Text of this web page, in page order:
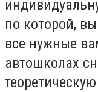
по которой,
все нужные
автошколах